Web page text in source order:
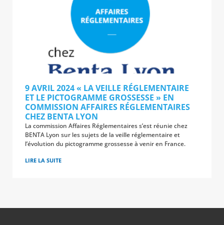
9 AVRIL 2024 « LA VEILLE RÉGLEMENTAIRE
ET LE PICTOGRAMME GROSSESSE » EN
COMMISSION AFFAIRES RÉGLEMENTAIRES
CHEZ BENTA LYON
La commission Affaires Réglementaires s’est réunie chez
BENTA Lyon sur les sujets de la veille réglementaire et
l’évolution du pictogramme grossesse à venir en France.
LIRE LA SUITE